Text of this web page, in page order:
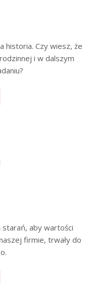
historia. Czy wiesz, że
i w dalszym
starań, aby wartości
firmie, trwały do